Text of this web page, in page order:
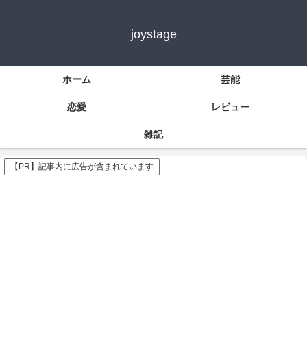
joystage
ホーム 芸能
恋愛 レビュー
雑記
【PR】記事内に広告が含まれています